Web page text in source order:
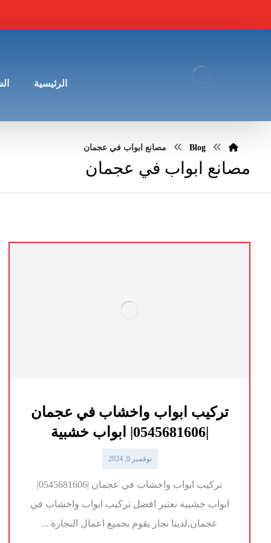
الرئيسية
Blog مصانع ابواب في عجمان
مصانع ابواب في عجمان
تركيب ابواب واخشاب في عجمان
|0545681606| ابواب خشبية
نوفمبر 9, 2024
تركيب ابواب واخشاب في عجمان |0545681606|
ابواب خشبية نعتبر افضل تركيب ابواب واخشاب في
عجمان,لدينا نجار يقوم بجميع اعمال النجارة ...